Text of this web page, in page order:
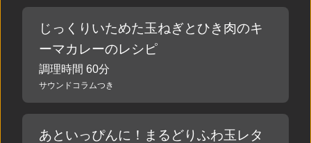
じっくりいためた玉ねぎとひき肉のキ
ーマカレーのレシピ
調理時間 60分
サウンドコラムつき
あといっぴんに！まるどりふわ玉レタ